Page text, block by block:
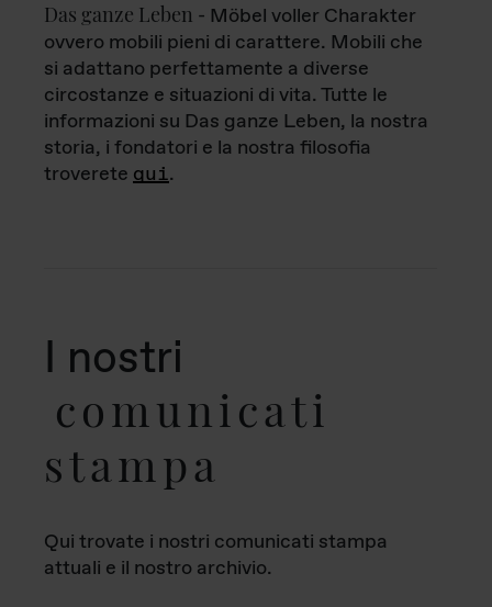
Das ganze Leben - Möbel voller Charakter
ovvero mobili pieni di carattere. Mobili che
si adattano perfettamente a diverse
circostanze e situazioni di vita. Tutte le
informazioni su Das ganze Leben, la nostra
storia, i fondatori e la nostra filosofia
troverete qui.
I nostri
comunicati
stampa
Qui trovate i nostri comunicati stampa
attuali e il nostro archivio.